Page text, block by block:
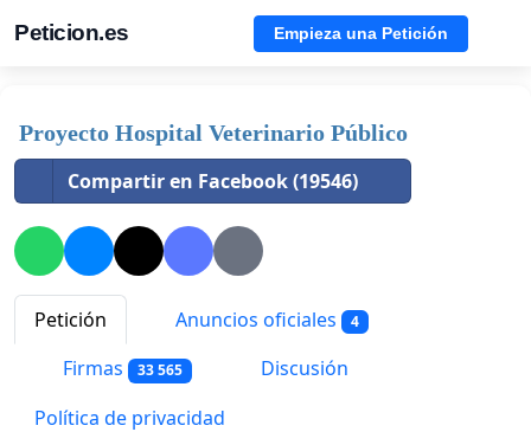
Peticion.es Empieza una Petición
Proyecto Hospital Veterinario Público
Compartir en Facebook (19546)
Petición Anuncios oficiales 4
Firmas 33 565
Discusión
Política de privacidad